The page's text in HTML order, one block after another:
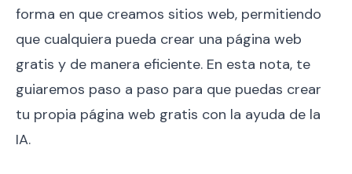
forma en que creamos sitios web, permitiendo
que cualquiera pueda crear una página web
gratis y de manera eficiente. En esta nota, te
guiaremos paso a paso para que puedas crear
tu propia página web gratis con la ayuda de la
IA.